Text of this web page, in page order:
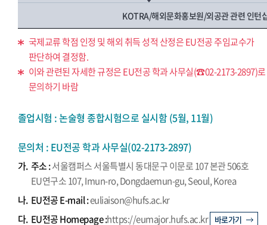
KOTRA/해외문화홍보원/외공관 관련 인턴
국제교류 학점 인정 및 해외 취득 성적 산정은 EU전공 주임교수가
판단하여 결정함.
이와 관련된 자세한 규정은 EU전공 학과 사무실(☎02-2173-2897)로
문의하기 바람
졸업시험 : 논술형 종합시험으로 실시함 (5월, 11월)
문의처 : EU전공 학과 사무실(02-2173-2897)
가. 주소 :서울캠퍼스 서울특별시 동대문구 이문로 107 본관 506호
EU연구소 107, Imun-ro, Dongdaemun-gu, Seoul, Korea
나. EU전공 E-mail :euliaison@hufs.ac.kr
다. EU전공 Homepage :https://eumajor.hufs.ac.kr 바로가기